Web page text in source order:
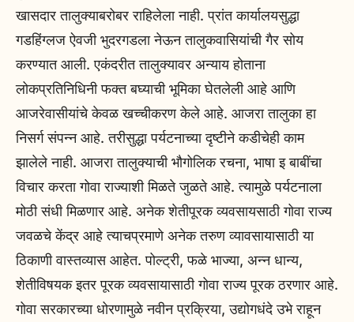
खासदार तालुक्याबरोबर राहिलेला नाही. प्रांत कार्यालयसुद्धा
गडहिंग्लज ऐवजी भुदरगडला नेऊन तालुकवासियांची गैर सोय
करण्यात आली. एकंदरीत तालुक्यावर अन्याय होताना
लोकप्रतिनिधिनी फक्त बघ्याची भूमिका घेतलेली आहे आणि
आजरेवासीयांचे केवळ खच्चीकरण केले आहे. आजरा तालुका हा
निसर्ग संपन्न आहे. तरीसुद्धा पर्यटनाच्या दृष्टीने कडीचेही काम
झालेले नाही. आजरा तालुक्याची भौगोलिक रचना, भाषा इ बाबींचा
विचार करता गोवा राज्याशी मिळते जुळते आहे. त्यामुळे पर्यटनाला
मोठी संधी मिळणार आहे. अनेक शेतीपूरक व्यवसायसाठी गोवा राज्य
जवळचे केंद्र आहे त्याचप्रमाणे अनेक तरुण व्यावसायासाठी या
ठिकाणी वास्तव्यास आहेत. पोल्ट्री, फळे भाज्या, अन्न धान्य,
शेतीविषयक इतर पूरक व्यवसायासाठी गोवा राज्य पूरक ठरणार आहे.
गोवा सरकारच्या धोरणामुळे नवीन प्रक्रिया, उद्योगधंदे उभे राहून